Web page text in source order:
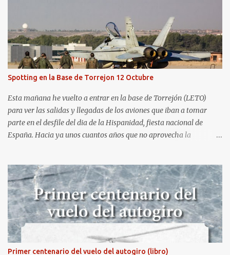
Aerospotters Principado a una genial sesión fotográfica en el
aeródromo de La Morgal (todavía no he tenido tiempo de
procesar esas imágenes). Al día siguiente, asistí al Festival Aéreo de
Gijón . He aquí algunas de las tomas que realicé este pasado
domingo.
Spotting en la Base de Torrejon 12 Octubre
Esta mañana he vuelto a entrar en la base de Torrejón (LETO)
para ver las salidas y llegadas de los aviones que iban a tomar
parte en el desfile del dia de la Hispanidad, fiesta nacional de
España. Hacia ya unos cuantos años que no aprovecha la
cercano en la senda de aterrizaje) pero... no es lo mismo :-) La cita
comenzaba a las 8:30 de la mañana en el control de seguridad de
la base militar con mas de 100 personas haciendo cola para
identificarnos antes de acceder. Una vez dentro, como otras
ocasiones, hemos dejado los coches en una zona común desde la
que nos han trasladado en autobuses por el interior de la base. La
primera parada ha sido en la plataforma al lado de donde estaban
Primer centenario del vuelo del autogiro (libro)